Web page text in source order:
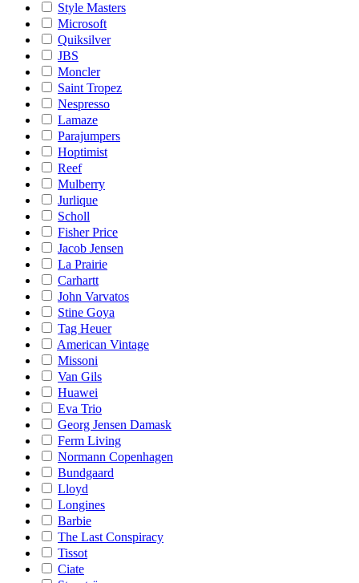
Style Masters
Microsoft
Quiksilver
JBS
Moncler
Saint Tropez
Nespresso
Lamaze
Parajumpers
Hoptimist
Reef
Mulberry
Jurlique
Scholl
Fisher Price
Jacob Jensen
La Prairie
Carhartt
John Varvatos
Stine Goya
Tag Heuer
American Vintage
Missoni
Van Gils
Huawei
Eva Trio
Georg Jensen Damask
Ferm Living
Normann Copenhagen
Bundgaard
Lloyd
Longines
Barbie
The Last Conspiracy
Tissot
Ciate